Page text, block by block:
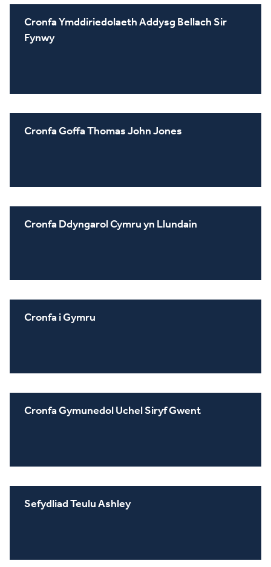
Cronfa Ymddiriedolaeth Addysg Bellach Sir
Fynwy
Cronfa Goffa Thomas John Jones
Cronfa Ddyngarol Cymru yn Llundain
Cronfa i Gymru
Cronfa Gymunedol Uchel Siryf Gwent
Sefydliad Teulu Ashley